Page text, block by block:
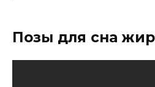
Позы для сна